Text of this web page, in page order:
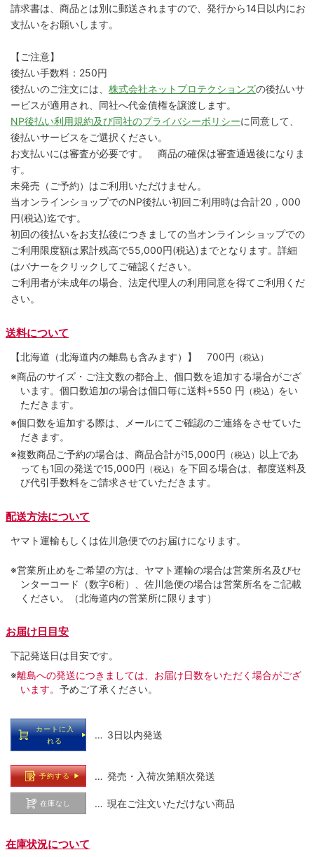
請求書は、商品とは別に郵送されますので、発行から14日以内にお
支払いをお願いします。
【ご注意】
後払い手数料：250円
後払いのご注文には、 株式会社ネットプロテクションズの後払いサ
ービスが適用され、同社へ代金債権を譲渡します。
NP後払い利用規約及び同社のプライバシーポリシーに同意して、
後払いサービスをご選択ください。
お支払いには審査が必要です。 商品の確保は審査通過後になりま
す。
未発売（ご予約）はご利用いただけません。
当オンラインショップでのNP後払い初回ご利用時は合計20，000
円(税込)迄です。
初回の後払いをお支払後につきましての当オンラインショップでの
ご利用限度額は累計残高で55,000円(税込)までとなります。詳細
はバナーをクリックしてご確認ください。
ご利用者が未成年の場合、法定代理人の利用同意を得てご利用くだ
さい。
送料について
【北海道（北海道内の離島も含みます）】 700円 （税込）
※商品のサイズ・ご注文数の都合上、個口数を追加する場合がござ
います。個口数追加の場合は個口毎に送料+550 円 （税込） をい
ただきます。
※個口数を追加する際は、メールにてご確認のご連絡をさせていた
だきます。
※複数商品ご予約の場合は、商品合計が15,000円
（税込）
以上であ
っても1回の発送で15,000円
（税込） を下回る場合は、都度送料及
び代引手数料をご請求させていただきます。
配送方法について
ヤマト運輸もしくは佐川急便でのお届けになります。
※営業所止めをご希望の方は、ヤマト運輸の場合は営業所名及びセ
ンターコード（数字6桁）、佐川急便の場合は営業所名をご記載
ください。（北海道内の営業所に限ります）
お届け日目安
下記発送日は目安です。
※離島への発送につきましては、お届け日数をいただく場合がござ
います。 予めご了承ください。
カートに入
れる
… 3日以内発送
予約する … 発売・入荷次第順次発送
在庫なし … 現在ご注文いただけない商品
在庫状況について